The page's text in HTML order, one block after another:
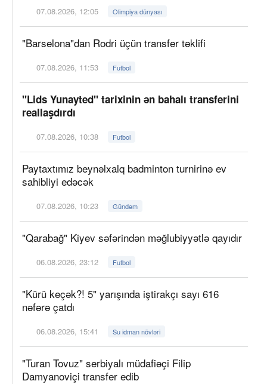
07.08.2026, 12:05 Olimpiya dünyası
"Barselona"dan Rodri üçün transfer təklifi
07.08.2026, 11:53 Futbol
"Lids Yunayted" tarixinin ən bahalı transferini
reallaşdırdı
07.08.2026, 10:38 Futbol
Paytaxtımız beynəlxalq badminton turnirinə ev
sahibliyi edəcək
07.08.2026, 10:23 Gündəm
"Qarabağ" Kiyev səfərindən məğlubiyyətlə qayıdır
06.08.2026, 23:12 Futbol
"Kürü keçək?! 5" yarışında iştirakçı sayı 616
nəfərə çatdı
06.08.2026, 15:41 Su idman növləri
"Turan Tovuz" serbiyalı müdafiəçi Filip
Damyanoviçi transfer edib